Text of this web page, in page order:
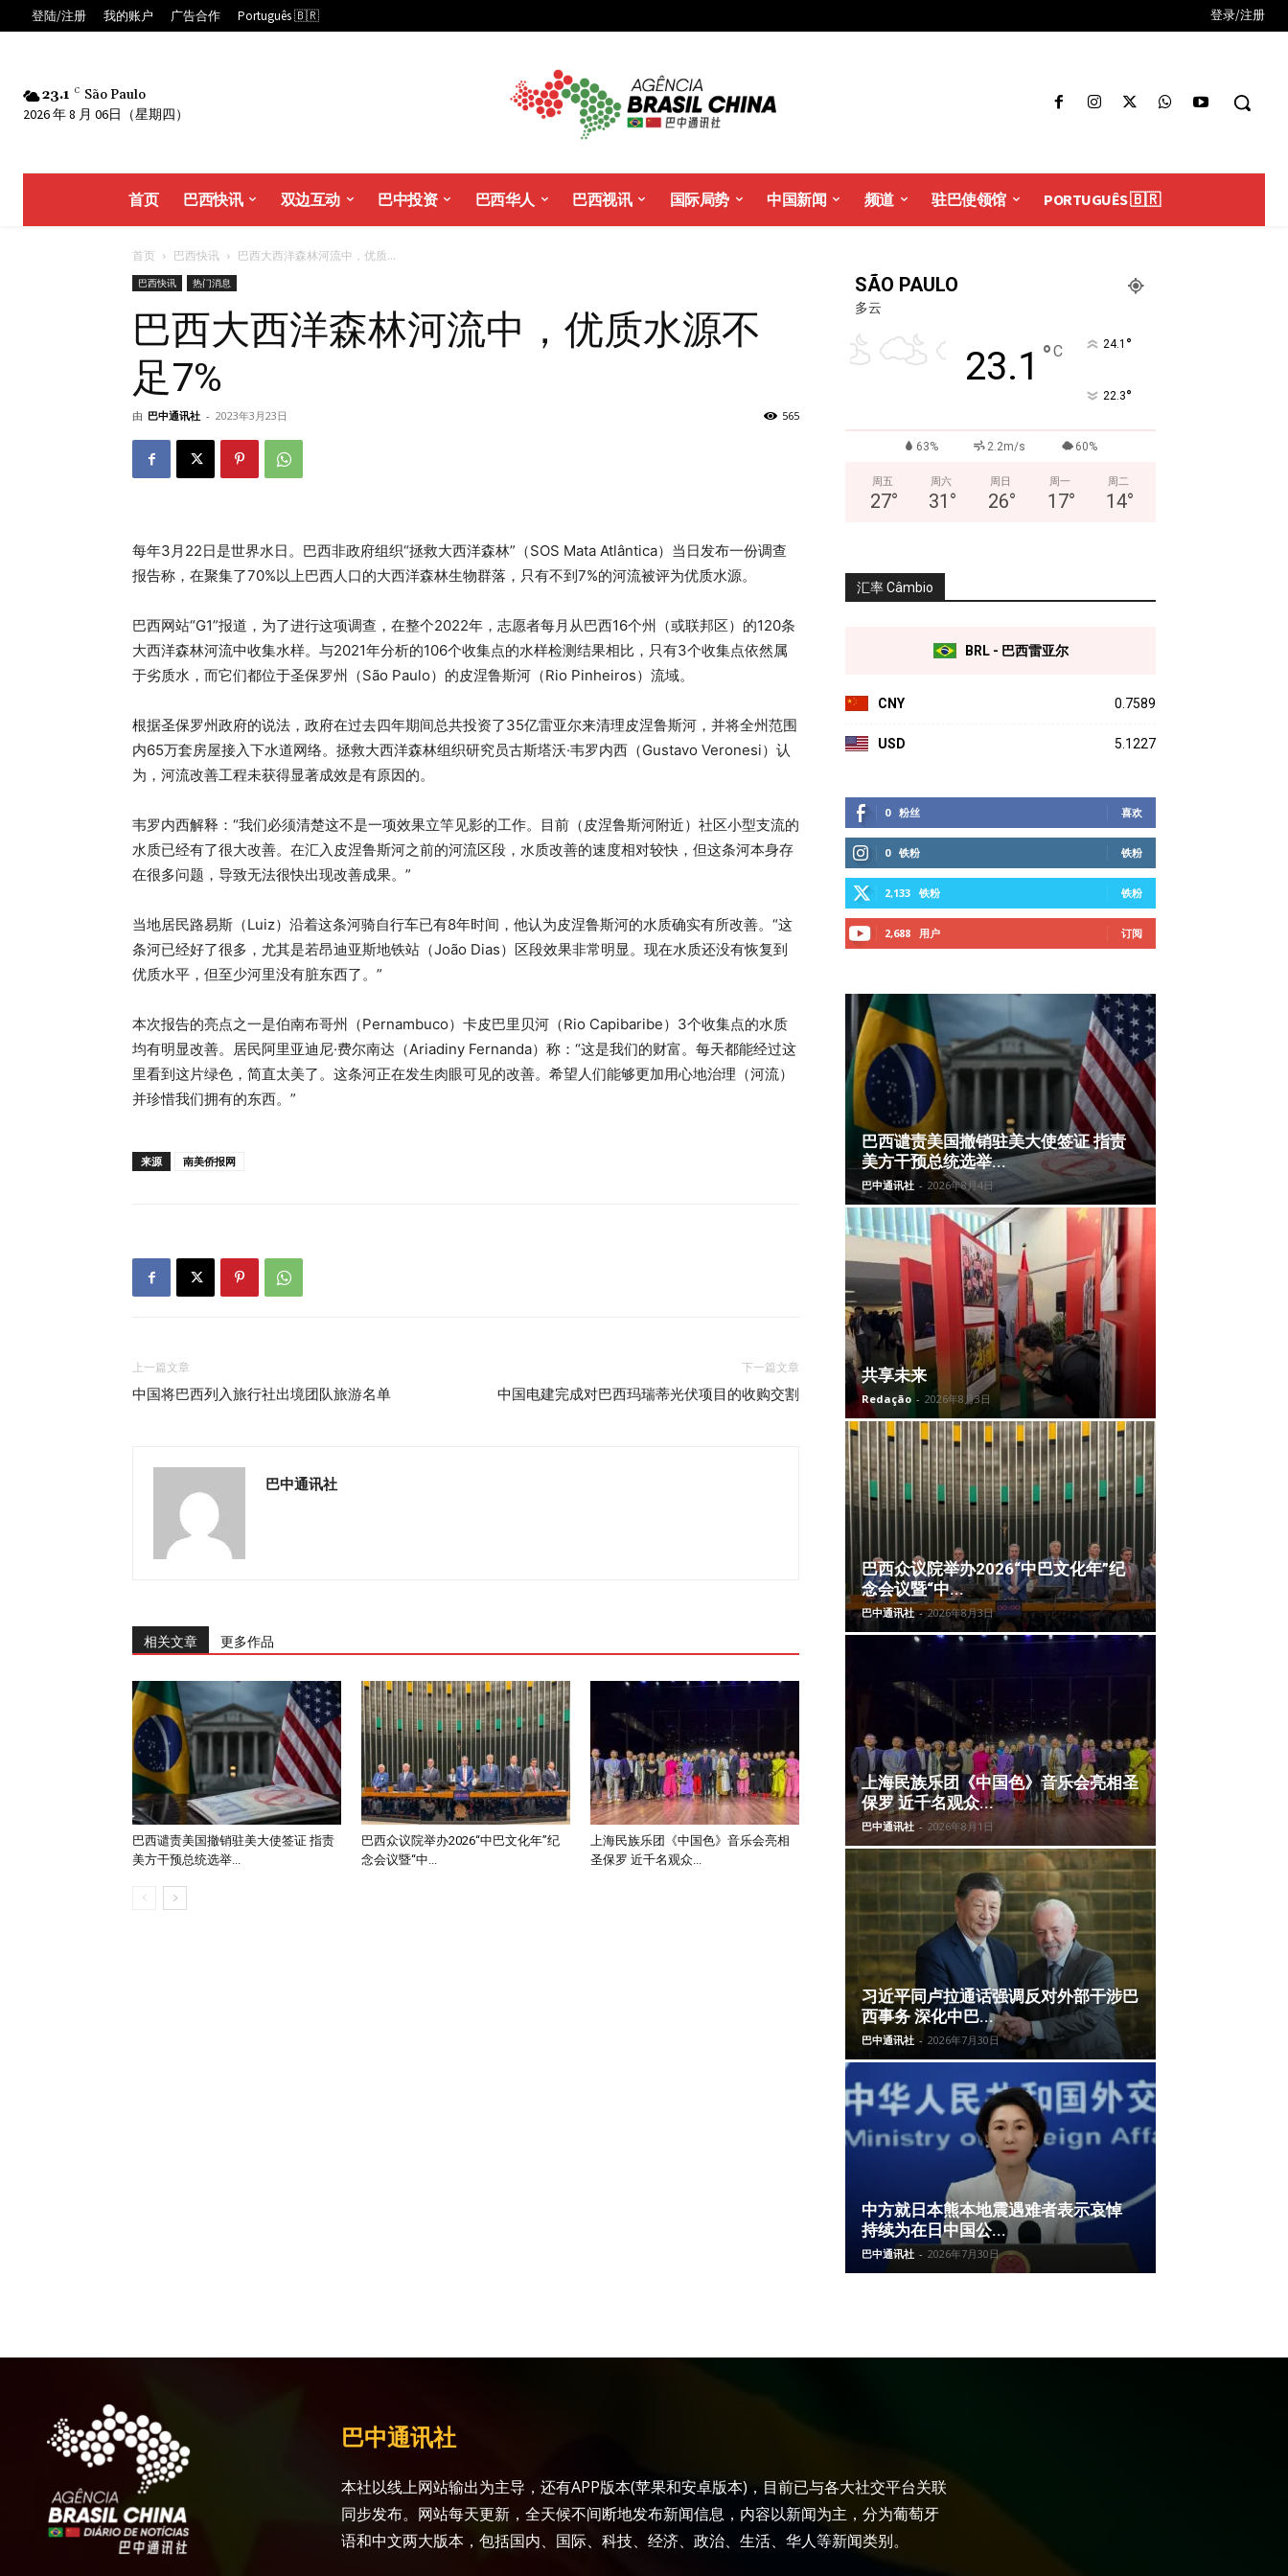
登陆/注册 我的账户 广告合作 Português 🇧🇷 登录/注册
23.1 C São Paulo
2026 年 8 月 06日（星期四）
首页 巴西快讯 双边互动 巴中投资 巴西华人 巴西视讯 国际局势 中国新闻 频道 驻巴使领馆 PORTUGUÊS 🇧🇷
首页 巴西快讯 巴西大西洋森林河流中，优质...
巴西快讯 热门消息
巴西大西洋森林河流中，优质水源不
足7%
由 巴中通讯社 - 2023年3月23日 565
每年3月22日是世界水日。巴西非政府组织“拯救大西洋森林”（SOS Mata Atlântica）当日发布一份调查
报告称，在聚集了70%以上巴西人口的大西洋森林生物群落，只有不到7%的河流被评为优质水源。
巴西网站“G1”报道，为了进行这项调查，在整个2022年，志愿者每月从巴西16个州（或联邦区）的120条
大西洋森林河流中收集水样。与2021年分析的106个收集点的水样检测结果相比，只有3个收集点依然属
于劣质水，而它们都位于圣保罗州（São Paulo）的皮涅鲁斯河（Rio Pinheiros）流域。
根据圣保罗州政府的说法，政府在过去四年期间总共投资了35亿雷亚尔来清理皮涅鲁斯河，并将全州范围
内65万套房屋接入下水道网络。拯救大西洋森林组织研究员古斯塔沃·韦罗内西（Gustavo Veronesi）认
为，河流改善工程未获得显著成效是有原因的。
韦罗内西解释：“我们必须清楚这不是一项效果立竿见影的工作。目前（皮涅鲁斯河附近）社区小型支流的
水质已经有了很大改善。在汇入皮涅鲁斯河之前的河流区段，水质改善的速度相对较快，但这条河本身存
在很多问题，导致无法很快出现改善成果。”
当地居民路易斯（Luiz）沿着这条河骑自行车已有8年时间，他认为皮涅鲁斯河的水质确实有所改善。“这
条河已经好了很多，尤其是若昂迪亚斯地铁站（João Dias）区段效果非常明显。现在水质还没有恢复到
优质水平，但至少河里没有脏东西了。”
本次报告的亮点之一是伯南布哥州（Pernambuco）卡皮巴里贝河（Rio Capibaribe）3个收集点的水质
均有明显改善。居民阿里亚迪尼·费尔南达（Ariadiny Fernanda）称：“这是我们的财富。每天都能经过这
里看到这片绿色，简直太美了。这条河正在发生肉眼可见的改善。希望人们能够更加用心地治理（河流）
并珍惜我们拥有的东西。”
来源 南美侨报网
上一篇文章
中国将巴西列入旅行社出境团队旅游名单
下一篇文章
中国电建完成对巴西玛瑞蒂光伏项目的收购交割
巴中通讯社
相关文章 更多作品
巴西谴责美国撤销驻美大使签证 指责
美方干预总统选举...
巴西众议院举办2026“中巴文化年”纪
念会议暨“中...
上海民族乐团《中国色》音乐会亮相
圣保罗 近千名观众...
SÃO PAULO
多云
23.1 °C 24.1 °
22.3°
63% 2.2m/s 60%
周五
27°
周六
31 °
周日
26°
周一
17°
周二
14°
汇率 Câmbio
BRL - 巴西雷亚尔
CNY 0.7589
USD 5.1227
0 粉丝 喜欢
0 铁粉 铁粉
2,133 铁粉 铁粉
2,688 用户 订阅
巴西谴责美国撤销驻美大使签证 指责
美方干预总统选举...
巴中通讯社 - 2026年8月4日
共享未来
Redação - 2026年8月3日
巴西众议院举办2026“中巴文化年”纪
念会议暨“中...
巴中通讯社 - 2026年8月3日
上海民族乐团《中国色》音乐会亮相圣
保罗 近千名观众...
巴中通讯社 - 2026年8月1日
习近平同卢拉通话强调反对外部干涉巴
西事务 深化中巴...
巴中通讯社 - 2026年7月30日
中方就日本熊本地震遇难者表示哀悼
持续为在日中国公...
巴中通讯社 - 2026年7月30日
巴中通讯社
本社以线上网站输出为主导，还有APP版本(苹果和安卓版本)，目前已与各大社交平台关联
同步发布。网站每天更新，全天候不间断地发布新闻信息，内容以新闻为主，分为葡萄牙
语和中文两大版本，包括国内、国际、科技、经济、政治、生活、华人等新闻类别。